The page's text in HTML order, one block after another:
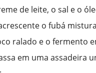
de leite, o sal e o
o fubá
ralado e o fermento
em uma assadeira